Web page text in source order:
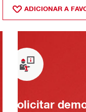
ADICIONAR A
Solicitar